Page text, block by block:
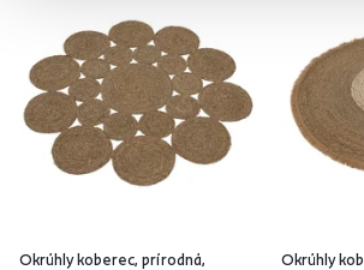
Okrúhly koberec, prírodná,
Okrúhly